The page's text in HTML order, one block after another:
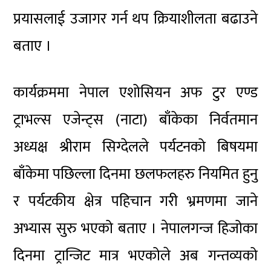
प्रयासलाई उजागर गर्न थपक्रियाशीलताबढाउने
बताए ।
कार्यक्रममा नेपालएशोसियनअफ टुर एण्ड
ट्राभल्स एजेन्ट्स (नाटा) बाँकेकानिर्वतमान
अध्यक्ष श्रीराम सिग्देलले पर्यटनकोबिषयमा
बाँकेमा पछिल्ला दिनमाछलफलहरुनियमित हुनु
र पर्यटकीय क्षेत्र पहिचान गरी भ्रमणमा जाने
अभ्यास सुरु भएको बताए । नेपालगन्ज हिजोका
दिनमा ट्रान्जिट मात्र भएकोले अब गन्तव्यको